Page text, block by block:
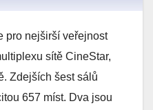
pro nejširší veřejnost
sítě CineStar,
Zdejších šest sálů
657 míst. Dva jsou